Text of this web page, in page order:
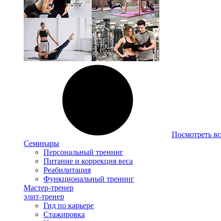
Посмотреть
Семинары
Персональный тренинг
Питание и коррекция веса
Реабилитация
Функциональный тренинг
Мастер-тренер
элит-тренер
Гид по карьере
Стажировка